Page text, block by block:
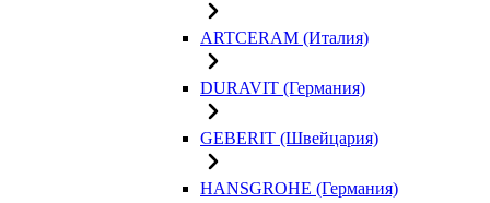
ARTCERAM (Италия)
DURAVIT (Германия)
GEBERIT (Швейцария)
HANSGROHE (Германия)